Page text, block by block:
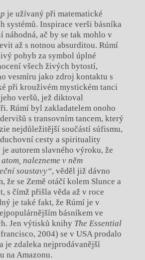
je užívaný při matematické
systémů. Inspirace verši básníka
náhodná, ač by se tak mohlo v
až s notnou absurditou. Rúmí
pohyb za symbol úplné
všech živých bytostí,
vesmíru jako zdroj kontaktu s
při krouživém mystickém tanci
veršů, jež diktoval
Rúmí byl zakladatelem onoho
s transovním tancem, který
nejdůležitější součástí súfismu,
cesty a spirituality
autorem slavného výroku, že
atom, nalezneme v něm
soustavy“, věděl již dávno
že se Země otáčí kolem Slunce a
s čímž přišla věda až v roce
je také fakt, že Rúmí je v
básníkem ve
Jen výtisků knihy The Essential
2004) se v USA prodalo
je zdaleka nejprodávanější
na Amazonu.